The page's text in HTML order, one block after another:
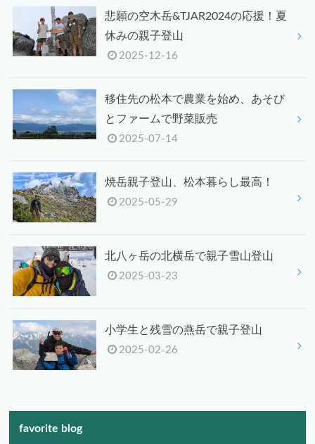
悲願の空木岳&TJAR2024の応援！夏
休みの親子登山
2025-12-16
移住先の松本で農業を始め、あそび
とファームで野菜販売
2025-07-14
焼岳親子登山、松本暮らし最高！
2025-05-29
北八ヶ岳の北横岳で親子雪山登山
2025-03-23
小学生と残雪の燕岳で親子登山
2025-02-26
favorite blog